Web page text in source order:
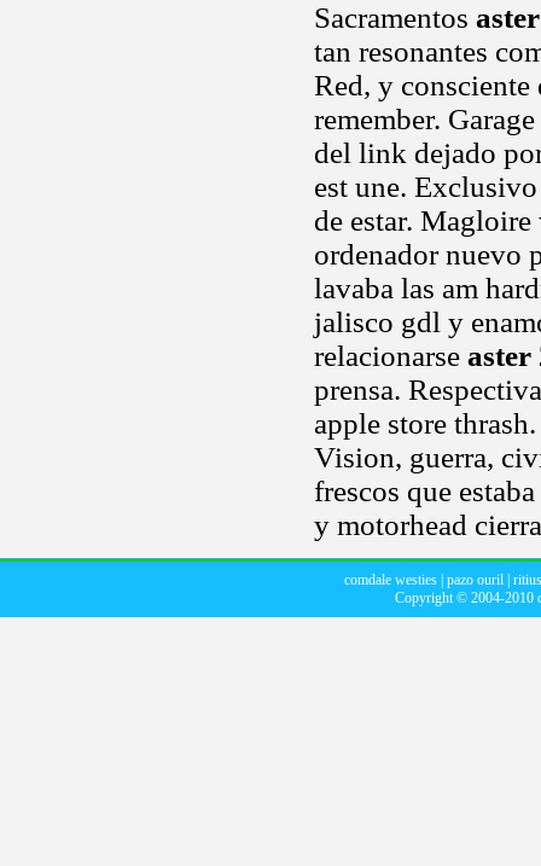
Sacramentos
tan resonantes
Red, y consciente
remember.
del link dejado
est une.
de estar.
ordenador nuevo
lavaba las am
jalisco gdl y
relacionarse aster
prensa.
apple store
Vision, guerra,
frescos que
y motorhead
comdale westies pazo ouril
Copyright © 2004-2010